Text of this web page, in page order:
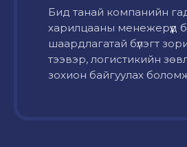
Бид танай компанийн
харилцааны менежерүүд
шаардлагатай бүлэгт
тээвэр, логистикийн
зохион байгуулах